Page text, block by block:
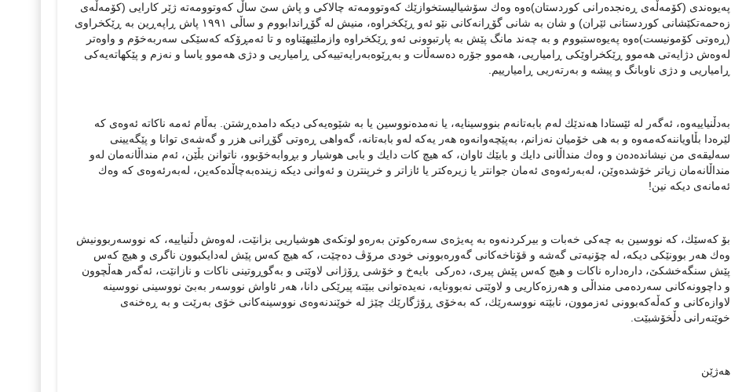
پەیوەندی (كۆمەڵەی ڕەنجدەرانی كوردستان)ەوە وەك سۆشیالیستخوازێك كەوتوومەتە چالاكی و پاش سێ ساڵ كەوتوومەتە ژێر كارایی (كۆمەڵەی
زەحمەتكێشانی كوردستانی ئێران) و شان بە شانی گۆڕانەكانی نێو ئەو ڕێكخراوە، منیش لە گۆڕاندابووم و ساڵی ١٩٩١ پاش ڕاپەڕین بە ڕێكخراوی
(ڕەوتی كۆمونیست)ەوە پەیوەستبووم و بە چەند مانگ پێش بە پارتبوونی ئەو ڕێكخراوە وازملێیھێناوە و تا ئەمڕۆكە كەسێكی سەربەخۆم و واوەتر
لەوەش دژایەتی ھەموو ڕێكخراوێكی ڕامیاریی، ھەموو جۆرە دەسەڵات و بەڕێوەبەرایەتییەكی ڕامیاریی و دژی ھەموو یاسا و نەزم و پێكھاتەیەكی
ڕامیاریی و دژی ناوبانگ و پیشە و بەرتەریی ڕامیارییم.
بەدڵنیاییەوە، ئەگەر لە ئێستادا ھەندێك لەم بابەتانەم بنووسینایە، یا نەمدەنووسین یا بە شێوەیەكی دیكە دامدەڕشتن. بەڵام ئەمە ناكاتە ئەوەی كە
لێرەدا بڵاویاننەكەمەوە و بە ھی خۆمیان نەزانم، بەپێچەوانەوە ھەر یەكە لەو بابەتانە، گەواھی ڕەوتی گۆڕانی ھزر و گەشەی توانا و پێگەیینی
سەلیقەی من نیشاندەدەن و وەك منداڵانی دایك و بابێك ئاوان، كە ھیچ كات دایك و بابی ھوشیار و بڕوابەخۆبوو، ناتوانن بڵێن، ئەم منداڵانەمان لەو
منداڵانەمان زیاتر خۆشدەوێن، لەبەرئەوەی ئەمان جوانتر یا زیرەكتر یا ئازاتر و خرپنترن و ئەوانی دیكە زیندەبەچاڵدەكەین، لەبەرئەوەی كە وەك
ئەمانەی دیكە نین!
بۆ كەسێك، كە نووسین بە چەكی خەبات و بیركردنەوە بە پەیژەی سەرەكوتن بەرەو لوتكەی ھوشیاریی بزانێت، لەوەش دڵنیاییە، كە نووسەربوونیش
وەك ھەر بوونێكی دیكە، لە چۆنیەتی گەشە و قۆناخەكانی گەورەبوونی خودی مرۆڤ دەچێت، كە ھیچ كەس پێش لەدایكبوون ناگری و ھیچ كەس
پێش سنگەخشكێ، دارەدارە ناكات و ھیچ كەس پێش پیری، دەركی بایەخ و خۆشی ڕۆژانی لاوێتی و بەگوڕوتینی ناكات و نازانێت، ئەگەر ھەڵچوون
و داچوونەكانی سەردەمی منداڵی و ھەرزەكاریی و لاوێتی نەبوونایە، نەیدەتوانی ببێتە پیرێكی دانا، ھەر ئاواش نووسەر بەبێ نووسینی نووسینە
لاوازەكانی و كەڵەكەبوونی ئەزموون، نابێتە نووسەرێك، كە بەخۆی ڕۆژگارێك چێژ لە خوێندنەوەی نووسینەكانی خۆی بەرێت و بە ڕەخنەی
خوێنەرانی دڵخۆشبێت.
ھەژێن